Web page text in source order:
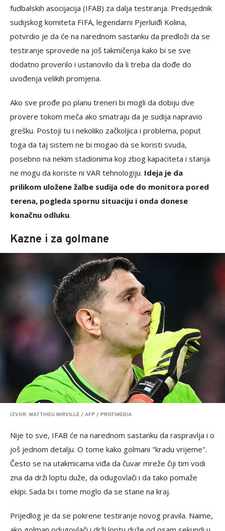
fudbalskih asocijacija (IFAB) za dalja testiranja. Predsjednik
sudijskog komiteta FIFA, legendarni Pjerluiđi Kolina,
potvrdio je da će na narednom sastanku da predloži da se
testiranje sprovede na još takmičenja kako bi se sve
dodatno proverilo i ustanovilo da li treba da dođe do
uvođenja velikih promjena.
Ako sve prođe po planu treneri bi mogli da dobiju dve
provere tokom meča ako smatraju da je sudija napravio
grešku. Postoji tu i nekoliko začkoljica i problema, poput
toga da taj sistem ne bi mogao da se koristi svuda,
posebno na nekim stadionima koji zbog kapaciteta i stanja
ne mogu da koriste ni VAR tehnologiju. Ideja je da
prilikom uložene žalbe sudija ode do monitora pored
terena, pogleda spornu situaciju i onda donese
konačnu odluku.
Kazne i za golmane
IZVOR: MATTHIEU MIRVILLE / AFP / PROFIMEDIA
Nije to sve, IFAB će na narednom sastanku da raspravlja i o
još jednom detalju. O tome kako golmani "kradu vrijeme".
Često se na utakmicama viđa da čuvar mreže čiji tim vodi
zna da drži loptu duže, da odugovlači i da tako pomaže
ekipi. Sada bi i tome moglo da se stane na kraj.
Prijedlog je da se pokrene testiranje novog pravila. Naime,